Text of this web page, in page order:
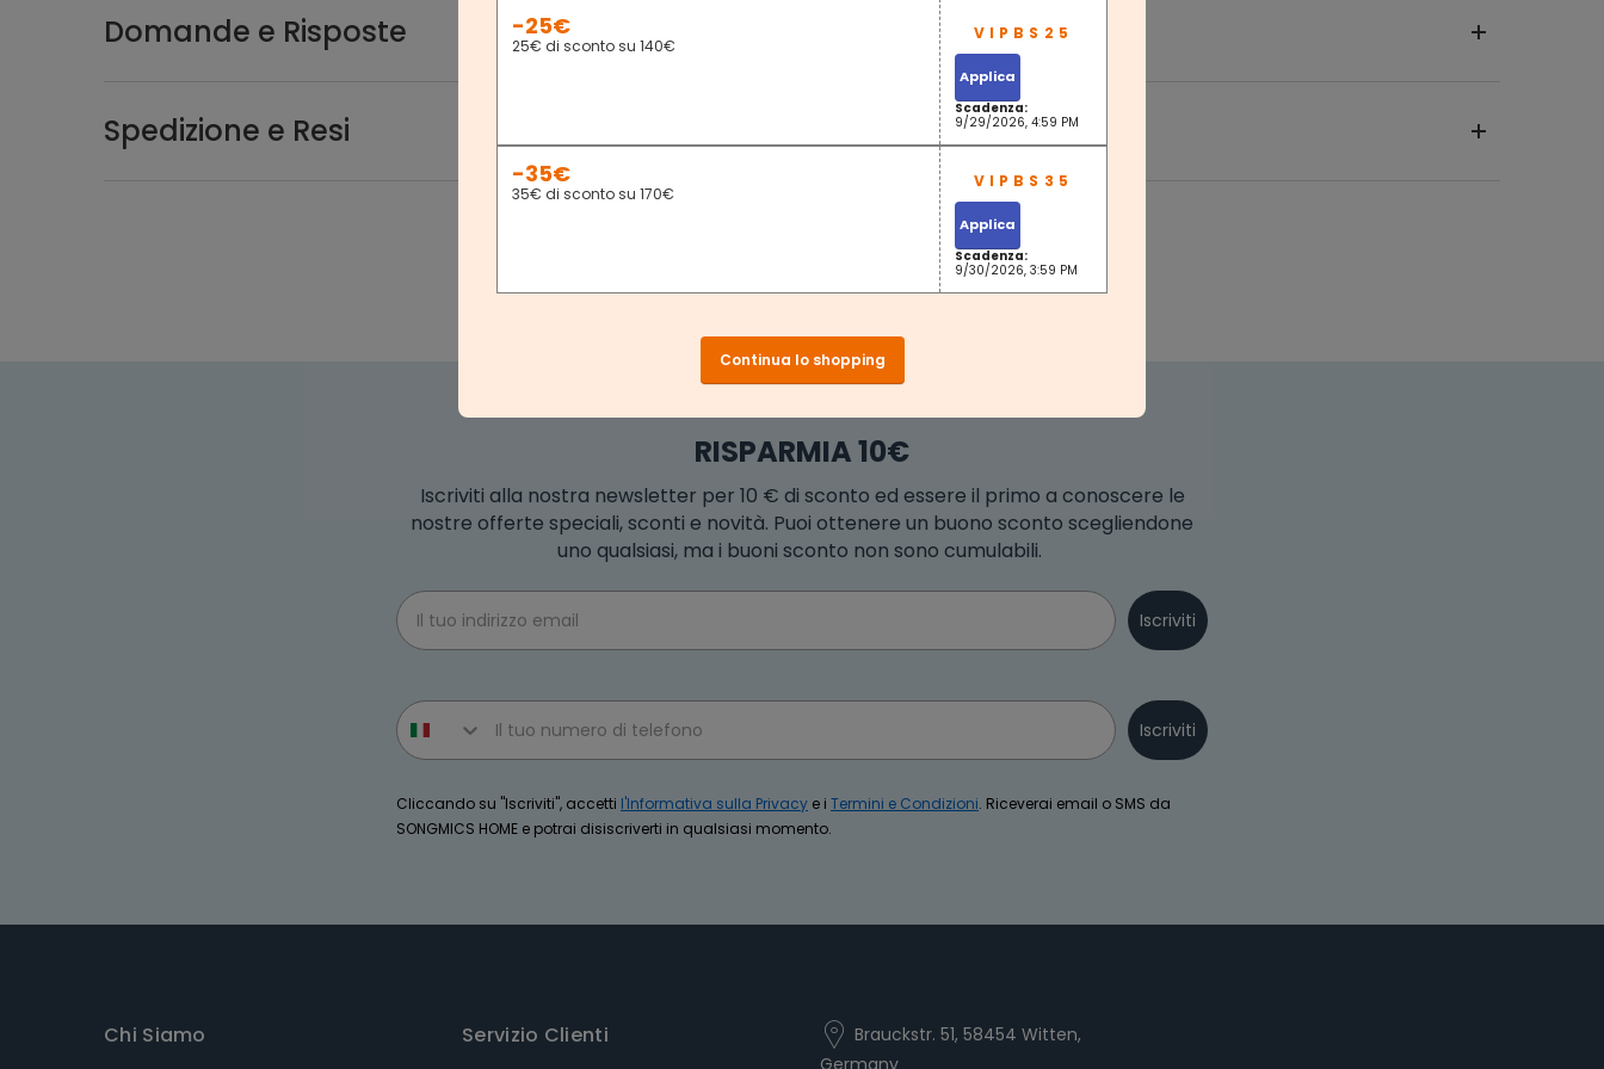
Domande e Risposte
Spedizione e Resi
RISPARMIA 10€
Iscriviti alla nostra newsletter per 10 € di sconto ed essere il primo a conoscere le
nostre offerte speciali, sconti e novità. Puoi ottenere un buono sconto scegliendone
uno qualsiasi, ma i buoni sconto non sono cumulabili.
Email
Iscriviti
Phone number
Iscriviti
Cliccando su "Iscriviti", accetti l'Informativa sulla Privacy e i Termini e Condizioni. Riceverai email o SMS da
SONGMICS HOME e potrai disiscriverti in qualsiasi momento.
Chi Siamo Servizio Clienti
Brauckstr. 51, 58454 Witten,
-25€
25€ di sconto su 140€
Applica
Scadenza:
9/29/2026, 4:59 PM
-35€
35€ di sconto su 170€
Applica
Scadenza:
9/30/2026, 3:59 PM
Continua lo shopping